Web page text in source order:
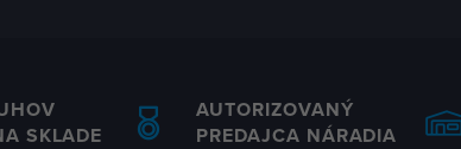
SKLADE
AUTORIZOVANÝ
PREDAJCA NÁRADIA